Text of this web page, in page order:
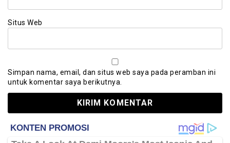
Situs Web
Simpan nama, email, dan situs web saya pada peramban ini
untuk komentar saya berikutnya.